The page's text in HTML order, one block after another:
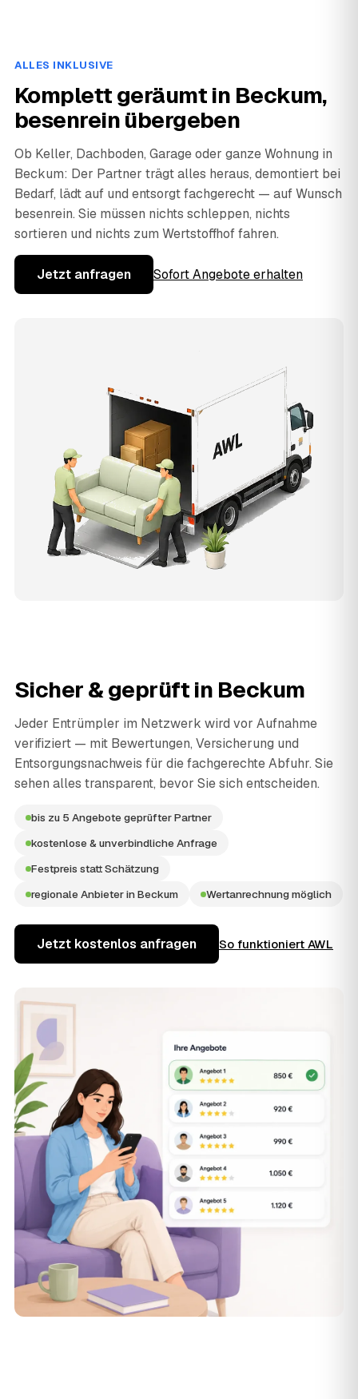
ALLES INKLUSIVE
Komplett geräumt in Beckum,
besenrein übergeben
Ob Keller, Dachboden, Garage oder ganze Wohnung in
Beckum: Der Partner trägt alles heraus, demontiert bei
Bedarf, lädt auf und entsorgt fachgerecht — auf Wunsch
besenrein. Sie müssen nichts schleppen, nichts
sortieren und nichts zum Wertstoffhof fahren.
Jetzt anfragen Sofort Angebote erhalten
Sicher & geprüft in Beckum
Jeder Entrümpler im Netzwerk wird vor Aufnahme
verifiziert — mit Bewertungen, Versicherung und
Entsorgungsnachweis für die fachgerechte Abfuhr. Sie
sehen alles transparent, bevor Sie sich entscheiden.
bis zu 5 Angebote geprüfter Partner
kostenlose & unverbindliche Anfrage
Festpreis statt Schätzung
regionale Anbieter in Beckum
Wertanrechnung möglich
Jetzt kostenlos anfragen So funktioniert AWL